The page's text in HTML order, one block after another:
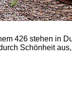
426 stehen in
Schönheit aus,